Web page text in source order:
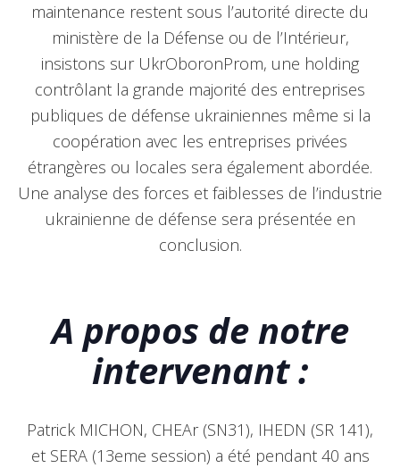
maintenance restent sous l’autorité directe du
ministère de la Défense ou de l’Intérieur,
insistons sur UkrOboronProm, une holding
contrôlant la grande majorité des entreprises
publiques de défense ukrainiennes même si la
coopération avec les entreprises privées
étrangères ou locales sera également abordée.
Une analyse des forces et faiblesses de l’industrie
ukrainienne de défense sera présentée en
conclusion.
A propos de notre
intervenant :
Patrick MICHON, CHEAr (SN31), IHEDN (SR 141),
et SERA (13eme session) a été pendant 40 ans